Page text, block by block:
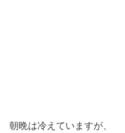
朝晩は冷えていますが、